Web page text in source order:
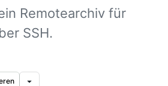
Remotearchiv für
SSH.